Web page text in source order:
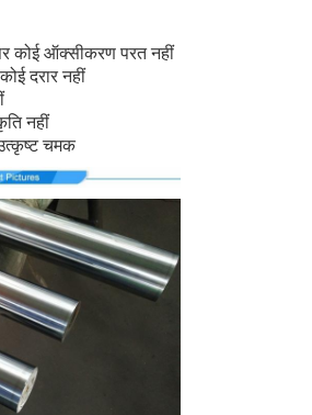
कोई ऑक्सीकरण परत नहीं
दरार नहीं
नहीं
चमक